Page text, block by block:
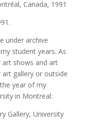
Canada, 1991
under archive
student years. As
art shows and art
gallery or outside
year of my
in Montreal:
Gallery, University